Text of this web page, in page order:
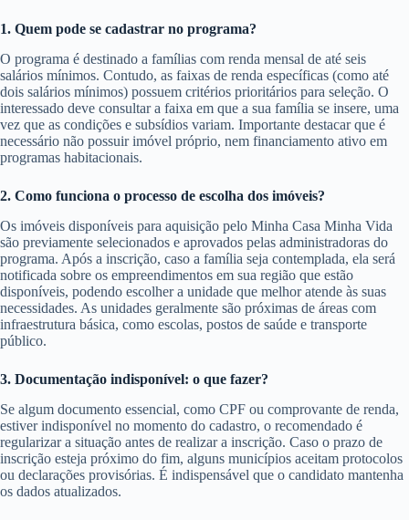
1. Quem pode se cadastrar no programa?
O programa é destinado a famílias com renda mensal de até seis
salários mínimos. Contudo, as faixas de renda específicas (como até
dois salários mínimos) possuem critérios prioritários para seleção. O
interessado deve consultar a faixa em que a sua família se insere, uma
vez que as condições e subsídios variam. Importante destacar que é
necessário não possuir imóvel próprio, nem financiamento ativo em
programas habitacionais.
2. Como funciona o processo de escolha dos imóveis?
Os imóveis disponíveis para aquisição pelo Minha Casa Minha Vida
são previamente selecionados e aprovados pelas administradoras do
programa. Após a inscrição, caso a família seja contemplada, ela será
notificada sobre os empreendimentos em sua região que estão
disponíveis, podendo escolher a unidade que melhor atende às suas
necessidades. As unidades geralmente são próximas de áreas com
infraestrutura básica, como escolas, postos de saúde e transporte
público.
3. Documentação indisponível: o que fazer?
Se algum documento essencial, como CPF ou comprovante de renda,
estiver indisponível no momento do cadastro, o recomendado é
regularizar a situação antes de realizar a inscrição. Caso o prazo de
inscrição esteja próximo do fim, alguns municípios aceitam protocolos
ou declarações provisórias. É indispensável que o candidato mantenha
os dados atualizados.